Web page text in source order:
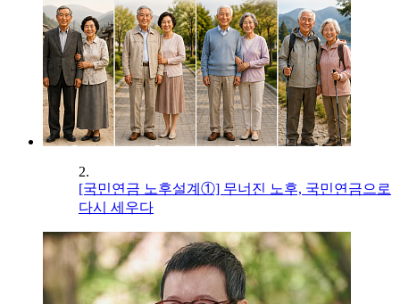
2.
[국민연금 노후설계①] 무너진 노후, 국민연금으로
다시 세우다